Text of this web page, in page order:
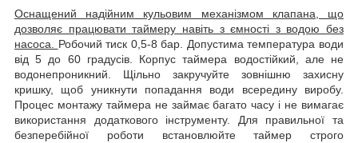
Оснащений надійним кульовим механізмом клапана, що
дозволяє працювати таймеру навіть з ємності з водою без
насоса. Робочий тиск 0,5-8 бар. Допустима температура води
від 5 до 60 градусів. Корпус таймера водостійкий, але не
водонепроникний. Щільно закручуйте зовнішню захисну
кришку, щоб уникнути попадання води всередину виробу.
Процес монтажу таймера не займає багато часу і не вимагає
використання додаткового інструменту. Для правильної та
безперебійної роботи встановлюйте таймер строго